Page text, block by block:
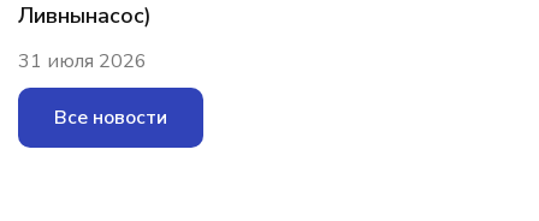
Ливнынасос)
31 июля 2026
Все новости